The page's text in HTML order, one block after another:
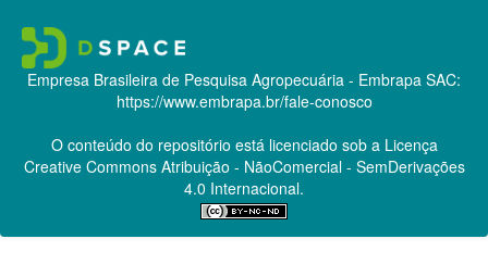
Empresa Brasileira de Pesquisa Agropecuária - Embrapa SAC:
https://www.embrapa.br/fale-conosco
O conteúdo do repositório está licenciado sob a Licença
Creative CommonsAtribuição - NãoComercial - SemDerivações
4.0 Internacional.